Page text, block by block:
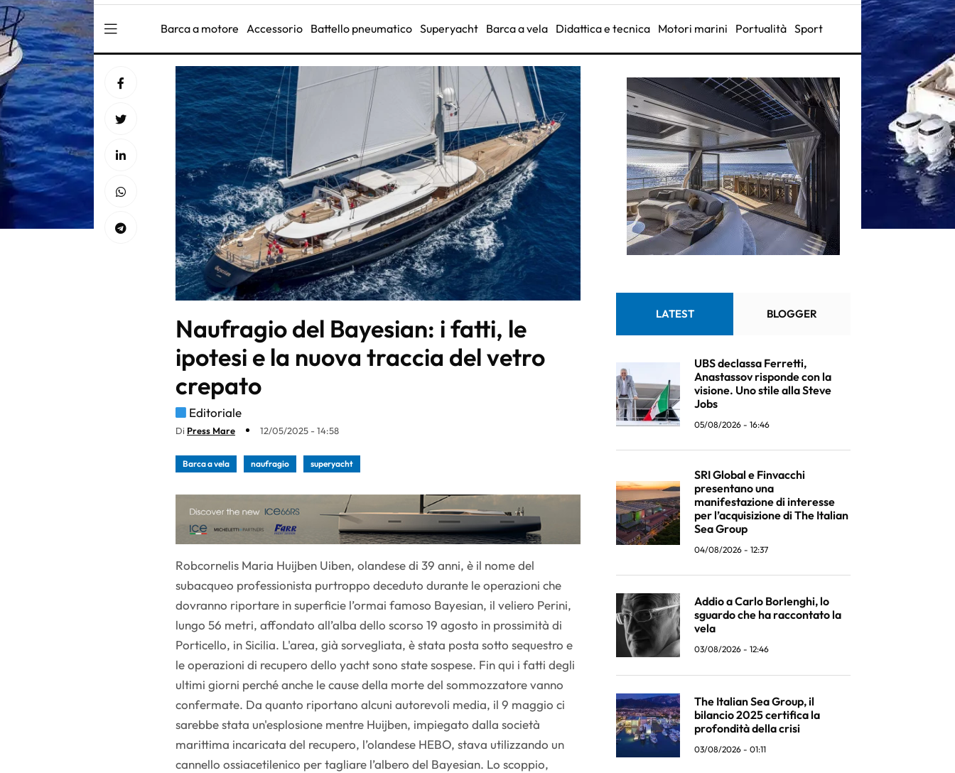
Barca a motore Accessorio Battello pneumatico Superyacht Barca a vela Didattica e tecnica Motori marini Portualità Sport
Naufragio del Bayesian: i fatti, le
ipotesi e la nuova traccia del vetro
crepato
Editoriale
Di Press Mare 12/05/2025 - 14:58
Barca a vela naufragio superyacht
Robcornelis Maria Huijben Uiben, olandese di 39 anni, è il nome del
subacqueo professionista purtroppo deceduto durante le operazioni che
dovranno riportare in superficie l’ormai famoso Bayesian, il veliero Perini,
lungo 56 metri, affondato all’alba dello scorso 19 agosto in prossimità di
Porticello, in Sicilia. L'area, già sorvegliata, è stata posta sotto sequestro e
le operazioni di recupero dello yacht sono state sospese. Fin qui i fatti degli
ultimi giorni perché anche le cause della morte del sommozzatore vanno
confermate. Da quanto riportano alcuni autorevoli media, il 9 maggio ci
sarebbe stata un'esplosione mentre Huijben, impiegato dalla società
marittima incaricata del recupero, l’olandese HEBO, stava utilizzando un
cannello ossiacetilenico per tagliare l’albero del Bayesian. Lo scoppio,
LATEST BLOGGER
UBS declassa Ferretti,
Anastassov risponde con la
visione. Uno stile alla Steve
Jobs
05/08/2026 - 16:46
SRI Global e Finvacchi
presentano una
manifestazione di interesse
per l’acquisizione di The Italian
Sea Group
04/08/2026 - 12:37
Addio a Carlo Borlenghi, lo
sguardo che ha raccontato la
vela
03/08/2026 - 12:46
The Italian Sea Group, il
bilancio 2025 certifica la
profondità della crisi
03/08/2026 - 01:11